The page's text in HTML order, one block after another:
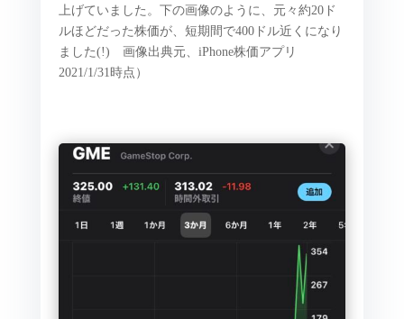
上げていました。下の画像のように、元々約20ド
ルほどだった株価が、短期間で400ドル近くになり
ました(!) 画像出典元、 iPhone株価アプリ
2021/1/31時点）